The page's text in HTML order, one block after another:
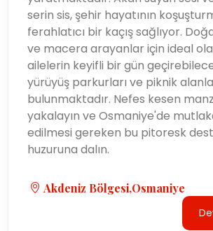
serin sis, şehir hayatının
ferahlatıcı bir kaçış sağlıyor.
ve macera arayanlar için ideal
ailelerin keyifli bir gün
yürüyüş parkurları ve piknik
bulunmaktadır. Nefes kesen
yakalayın ve Osmaniye'de
edilmesi gereken bu pitoresk
huzuruna dalın.
Akdeniz Bölgesi,Osmaniye